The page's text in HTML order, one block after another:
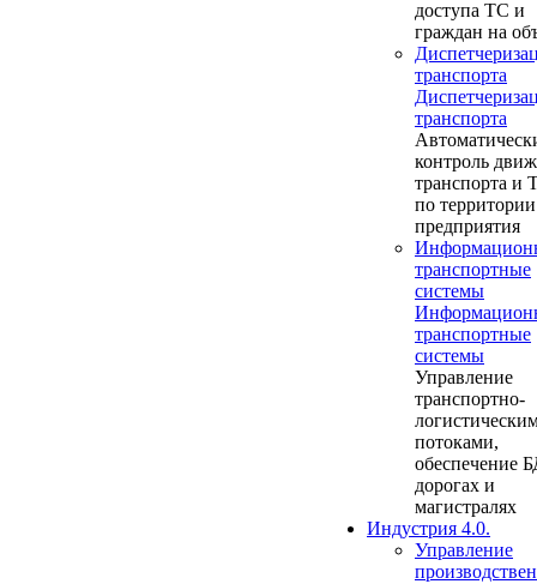
доступа ТС и
граждан на
транспорта
транспорта
контроль
транспорта
по территории
предприятия
транспортные
системы
транспортные
системы
Управление
транспортно-
потоками,
обеспечение
дорогах и
магистралях
Индустрия 4.0.
Управление